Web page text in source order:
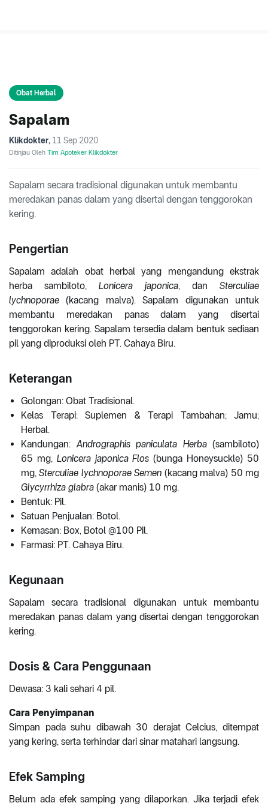
Obat Herbal
Sapalam
Klikdokter, 11 Sep 2020
Ditinjau Oleh Tim Apoteker Klikdokter
Sapalam secara tradisional digunakan untuk membantu
meredakan panas dalam yang disertai dengan tenggorokan
kering.
Pengertian
Sapalam adalah obat herbal yang mengandung ekstrak
herba sambiloto, Lonicera japonica, dan Sterculiae
lychnoporae (kacang malva). Sapalam digunakan untuk
membantu meredakan panas dalam yang disertai
tenggorokan kering. Sapalam tersedia dalam bentuk sediaan
pil yang diproduksi oleh PT. Cahaya Biru.
Keterangan
Golongan: Obat Tradisional.
Kelas Terapi: Suplemen & Terapi Tambahan; Jamu;
Herbal.
Kandungan: Andrographis paniculata Herba(sambiloto)
65 mg, Lonicera japonica Flos (bunga Honeysuckle) 50
mg,Sterculiae lychnoporae Semen (kacang malva) 50 mg
Glycyrrhiza glabra (akar manis) 10 mg.
Bentuk: Pil.
Satuan Penjualan: Botol.
Kemasan: Box, Botol @100 Pil.
Farmasi: PT. Cahaya Biru.
Kegunaan
Sapalam secara tradisional digunakan untuk membantu
meredakan panas dalam yang disertai dengan tenggorokan
kering.
Dosis & Cara Penggunaan
Dewasa: 3 kali sehari 4 pil.
Cara Penyimpanan
Simpan pada suhu dibawah 30 derajat Celcius, ditempat
yang kering, serta terhindar dari sinar matahari langsung.
Efek Samping
Belum ada efek samping yang dilaporkan. Jika terjadi efek